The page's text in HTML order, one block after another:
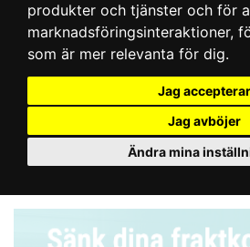
produkter och tjänster och för
marknadsföringsinteraktioner,
som är mer relevanta för dig.
Jag accepterar
Jag avböjer
Ändra mina